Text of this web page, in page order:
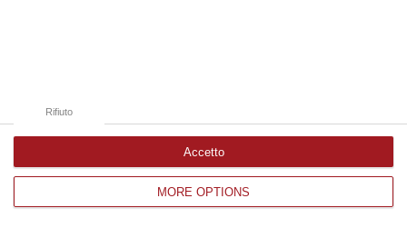
MORE OPTIONS
Rifiuto
Accetto
Corriere delle Calabria è una testata giornalistica di News&Com S.r.l